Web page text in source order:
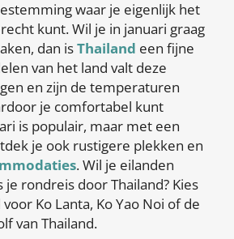
waar je eigenlijk het
kunt. Wil je in januari graag
dan isThailand een fijne
van het land valt deze
en zijn de temperaturen
je comfortabel kunt
is populair, maar met een
je ook rustigere plekken en
. Wil je eilanden
rondreis door Thailand? Kies
Ko Lanta, Ko Yao Noi of de
van Thailand.